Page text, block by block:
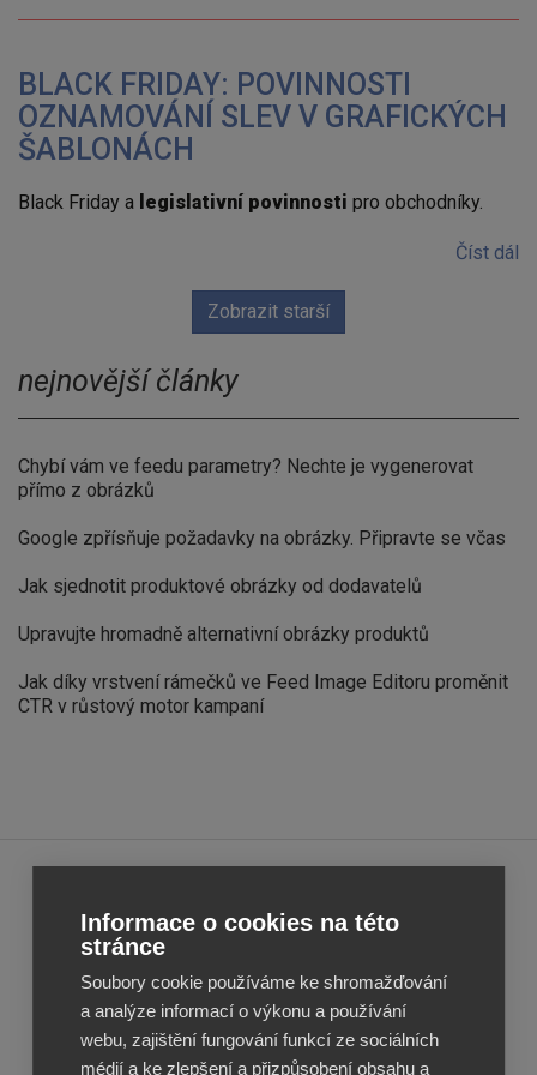
BLACK FRIDAY: POVINNOSTI
OZNAMOVÁNÍ SLEV V GRAFICKÝCH
ŠABLONÁCH
Black Friday a legislativní povinnosti pro obchodníky.
Číst dál
Zobrazit starší
nejnovější články
Chybí vám ve feedu parametry? Nechte je vygenerovat
přímo z obrázků
Google zpřísňuje požadavky na obrázky. Připravte se včas
Jak sjednotit produktové obrázky od dodavatelů
Upravujte hromadně alternativní obrázky produktů
Jak díky vrstvení rámečků ve Feed Image Editoru proměnit
CTR v růstový motor kampaní
Image
Reviews
Image
Reviews
Informace o cookies na této
stránce
Soubory cookie používáme ke shromažďování
a analýze informací o výkonu a používání
webu, zajištění fungování funkcí ze sociálních
médií a ke zlepšení a přizpůsobení obsahu a